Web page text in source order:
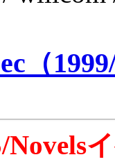
（